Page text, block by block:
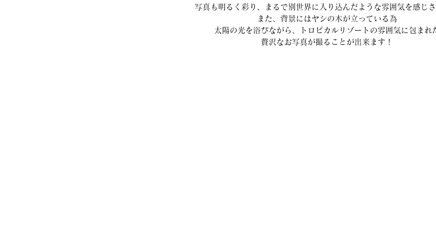
写真も明るく彩り、まるで別世界に入り込んだような雰囲気を感じ
また、背景にはヤシの木が立っている為
太陽の光を浴びながら、トロピカルリゾートの雰囲気に包まれ
贅沢なお写真が撮ることが出来ます！